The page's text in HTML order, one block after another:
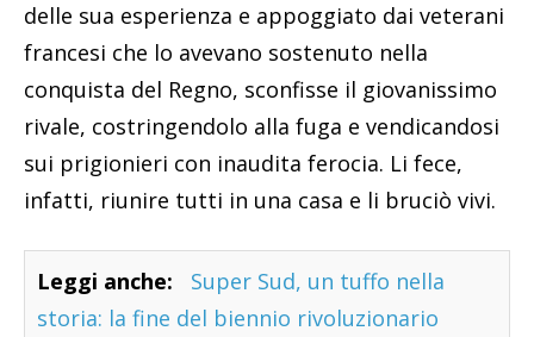
delle sua esperienza e appoggiato dai veterani
francesi che lo avevano sostenuto nella
conquista del Regno, sconfisse il giovanissimo
rivale, costringendolo alla fuga e vendicandosi
sui prigionieri con inaudita ferocia. Li fece,
infatti, riunire tutti in una casa e li bruciò vivi.
Leggi anche:
Super Sud, un tuffo nella
storia: la fine del biennio rivoluzionario